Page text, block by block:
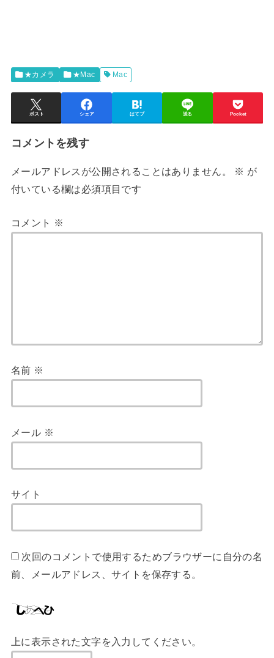
★カメラ ★Mac Mac
ポスト シェア はてブ 送る Pocket
コメントを残す
メールアドレスが公開されることはありません。 ※ が
付いている欄は必須項目です
コメント ※
名前 ※
メール ※
サイト
次回のコメントで使用するためブラウザーに自分の名
前、メールアドレス、サイトを保存する。
上に表示された文字を入力してください。